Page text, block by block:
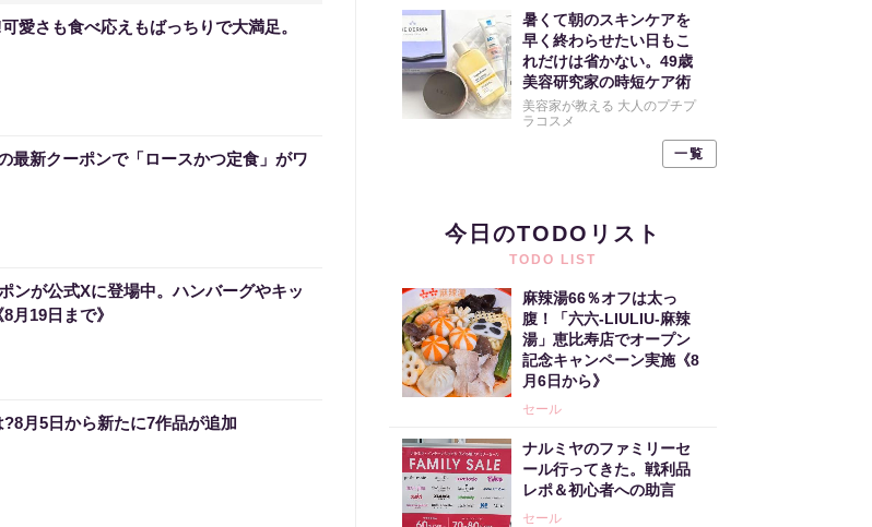
愛さも食べ応えもばっちりで大満足。
最新クーポンで「ロースかつ定食」がワ
ンが公式Xに登場中。ハンバーグやキッ
月19日まで》
月5日から新たに7作品が追加
暑くて朝のスキンケアを
早く終わらせたい日もこ
れだけは省かない。49歳
美容研究家の時短ケア術
美容家が教える 大人のプチプ
ラコスメ
一覧
今日のTODOリスト
TODO LIST
麻辣湯66％オフは太っ
腹！「六六-LIULIU-麻辣
湯」恵比寿店でオープン
記念キャンペーン実施《8
月6日から》
セール
ナルミヤのファミリーセ
ール行ってきた。戦利品
レポ＆初心者への助言
セール